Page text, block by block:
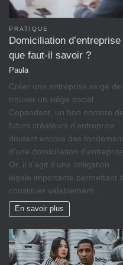
PRATIQUE
Domiciliation d’entreprise
que faut-il savoir ?
Paula
Créer une entreprise exige de
trouver un siège social.
Cependant, un bon nombre de
futurs créateurs d’entreprise
doutent encore des
d’une domiciliation
Or, il s’agit d’une obligation
légale importante permettant
constituer valablement…
En savoir plus